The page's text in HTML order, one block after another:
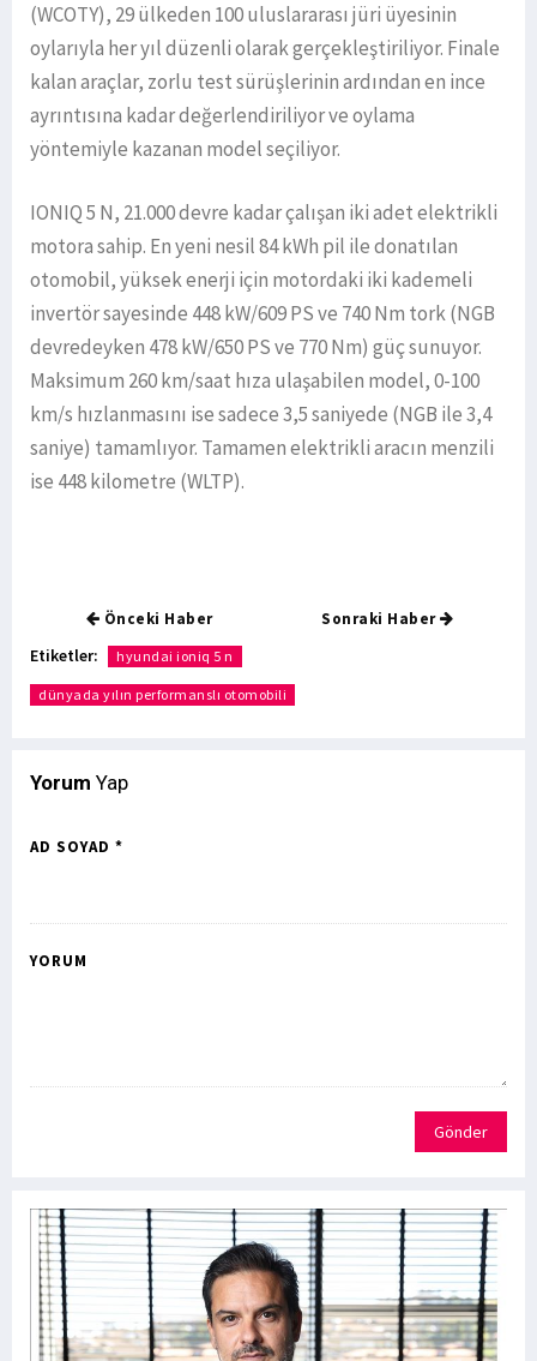
(WCOTY), 29 ülkeden 100 uluslararası jüri üyesinin
oylarıyla her yıl düzenli olarak gerçekleştiriliyor. Finale
kalan araçlar, zorlu test sürüşlerinin ardından en ince
ayrıntısına kadar değerlendiriliyor ve oylama
yöntemiyle kazanan model seçiliyor.
IONIQ 5 N, 21.000 devre kadar çalışan iki adet elektrikli
motora sahip. En yeni nesil 84 kWh pil ile donatılan
otomobil, yüksek enerji için motordaki iki kademeli
invertör sayesinde 448 kW/609 PS ve 740 Nm tork (NGB
devredeyken 478 kW/650 PS ve 770 Nm) güç sunuyor.
Maksimum 260 km/saat hıza ulaşabilen model, 0-100
km/s hızlanmasını ise sadece 3,5 saniyede (NGB ile 3,4
saniye) tamamlıyor. Tamamen elektrikli aracın menzili
ise 448 kilometre (WLTP).
Önceki Haber Sonraki Haber
Etiketler: hyundai ioniq 5 n
dünyada yılın performanslı otomobili
Yorum Yap
AD SOYAD *
YORUM
Gönder